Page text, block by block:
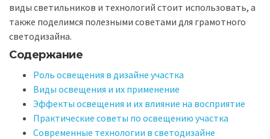
виды светильников и технологий стоит использовать, а
также поделимся полезными советами для грамотного
светодизайна.
Содержание
Роль освещения в дизайне участка
Виды освещения и их применение
Эффекты освещения и их влияние на восприятие
Практические советы по освещению участка
Современные технологии в светодизайне